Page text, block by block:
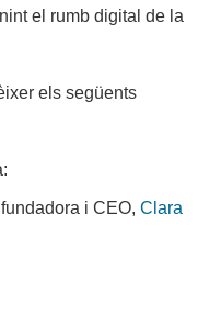
el rumb digital de la
els següents
i CEO, Clara